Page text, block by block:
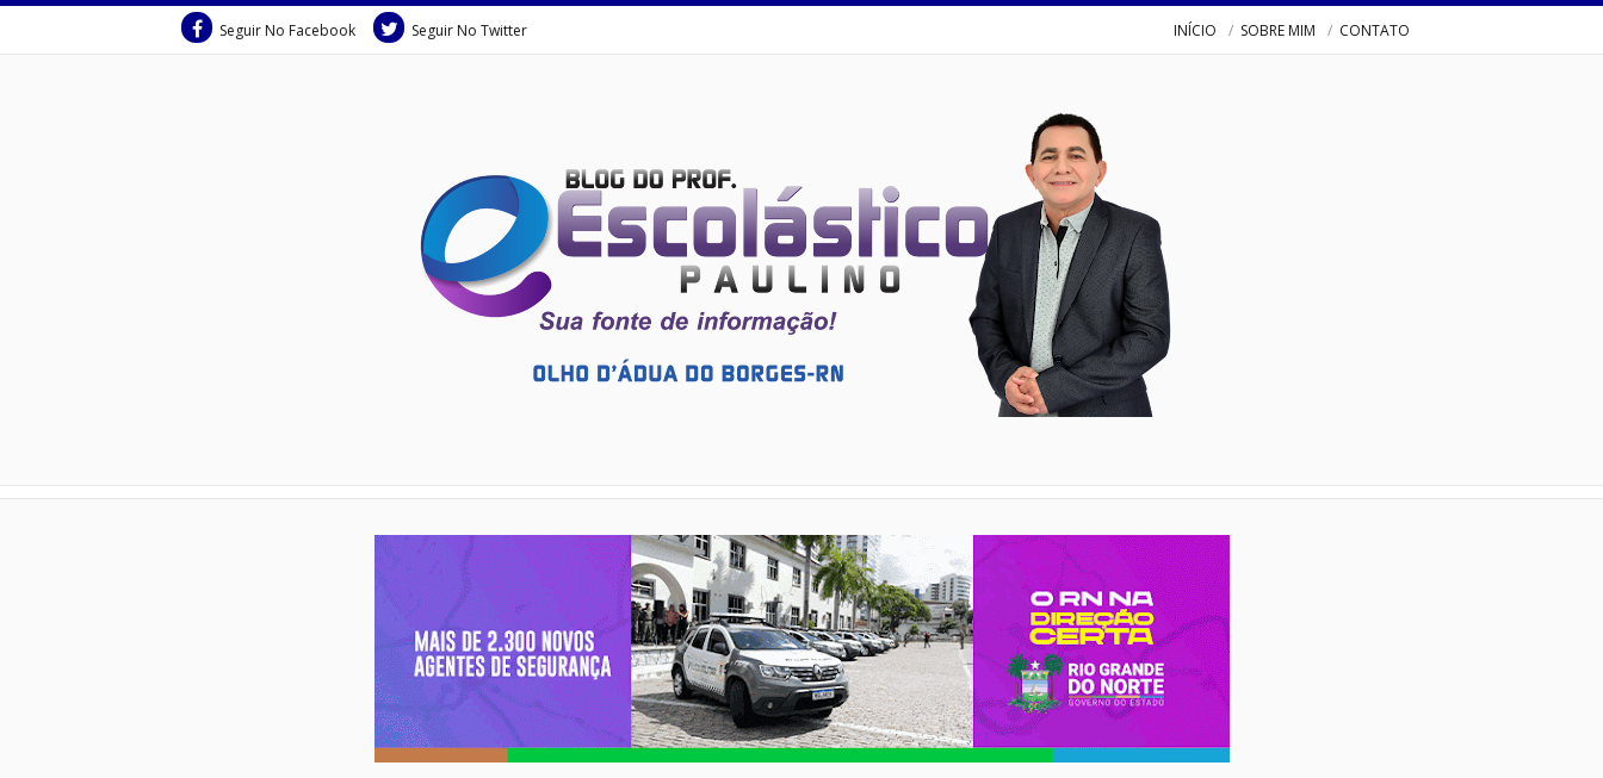
Seguir No Facebook Seguir No Twitter INÍCIO SOBRE MIM CONTATO